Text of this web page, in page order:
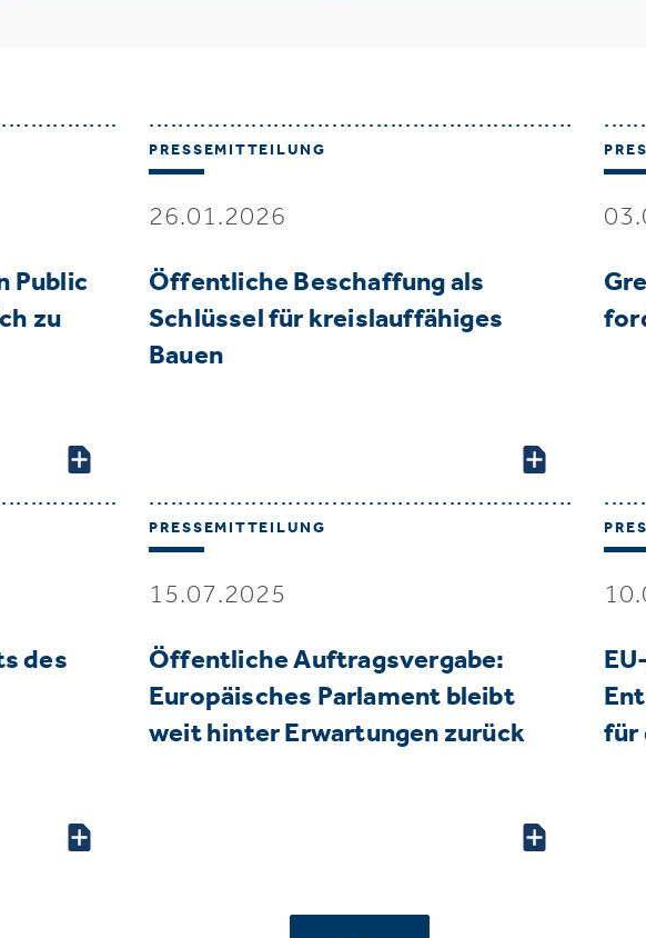
Public
zu
PRESSEMITTEILUNG
26.01.2026
Öffentliche Beschaffung als
Schlüssel für kreislauffähiges
Bauen
des
PRESSEMITTEILUNG
15.07.2025
Öffentliche Auftragsvergabe:
Europäisches Parlament bleibt
weit hinter Erwartungen zurück
für